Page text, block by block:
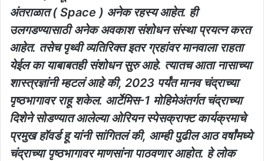
अंतराळात ( Space ) अनेक रहस्य आहेत. ही
उलगडण्यासाठी अनेक अवकाश संशोधन संस्था प्रयत्न करत
आहेत. तसेच पृथ्वी व्यतिरिक्त इतर ग्रहांवर मानवाला राहता
येईल का याबाबतही संशोधन सुरु आहे. त्यातच आता नासाच्या
शास्त्रज्ञांनी म्हटलं आहे की, 2023 पर्यंत मानव चंद्राच्या
पृष्ठभागावर राहू शकेल. आर्टेमिस-1 मोहिमेअंतर्गत चंद्राच्या
दिशेने सोडण्यात आलेल्या ओरियन स्पेसक्राफ्ट कार्यक्रमाचे
प्रमुख हॉवर्ड हू यांनी सांगितलं की, आम्ही पुढील आठ वर्षांमध्ये
चंद्राच्या पृष्ठभागावर माणसांना पाठवणार आहोत. हे लोक